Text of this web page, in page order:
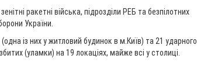
ракетні війська, підрозділи РЕБ та безпілотних
України.
із них у житловий будинок в м.Київ) та 21 ударного
(уламки) на 19 локаціях, майже всі у столиці.